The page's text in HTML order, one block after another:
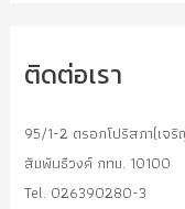
ติดต่อเรา
95/1-2 ตรอกโปริสภา(เจ
สัมพันธืวงค์ กทม. 10100
Tel. 026390280-3